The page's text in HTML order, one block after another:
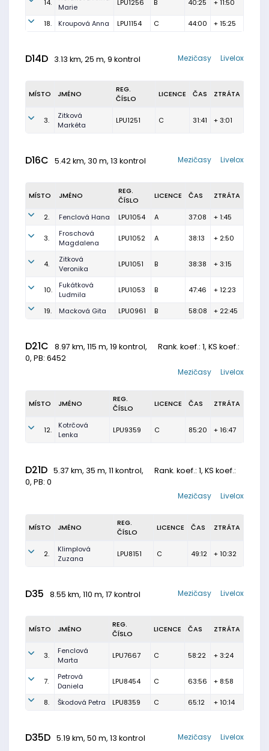
14.
Marie
LPU1256 B 40:25 + 11:50
18. Kroupová Anna LPU1154 C 44:00 + 15:25
D14D 3.13 km, 25 m, 9 kontrol Livelox
Mezičasy
MÍSTO JMÉNO
REG.
ČÍSLO
LICENCE ČAS ZTRÁTA
3.
Zitková
Markéta
LPU1251 C 31:41 + 3:01
D16C 5.42 km, 30 m, 13 kontrol Livelox
Mezičasy
MÍSTO JMÉNO
REG.
ČÍSLO
LICENCE ČAS ZTRÁTA
2. Fenclová Hana LPU1054 A 37:08 + 1:45
3.
Froschová
Magdalena
LPU1052 A 38:13 + 2:50
4.
Zitková
Veronika
LPU1051 B 38:38 + 3:15
10.
Fukátková
Ludmila
LPU1053 B 47:46 + 12:23
19. Macková Gita LPU0961 B 58:08 + 22:45
D21C 8.97 km, 115 m, 19 kontrol, Rank. koef.: 1, KS koef.:
0, PB: 6452
Livelox
Mezičasy
MÍSTO JMÉNO
REG.
ČÍSLO
LICENCE ČAS ZTRÁTA
12.
Kotrčová
Lenka
LPU9359 C 85:20 + 16:47
D21D 5.37 km, 35 m, 11 kontrol, Rank. koef.: 1, KS koef.:
0, PB: 0
Livelox
Mezičasy
MÍSTO JMÉNO
REG.
ČÍSLO
LICENCE ČAS ZTRÁTA
2.
Klimplová
Zuzana
LPU8151 C 49:12 + 10:32
D35 8.55 km, 110 m, 17 kontrol Livelox
Mezičasy
MÍSTO JMÉNO
REG.
ČÍSLO
LICENCE ČAS ZTRÁTA
3.
Fenclová
Marta
LPU7667 C 58:22 + 3:24
7.
Petrová
Daniela
LPU8454 C 63:56 + 8:58
8. Škodová Petra LPU8359 C 65:12 + 10:14
D35D 5.19 km, 50 m, 13 kontrol Livelox
Mezičasy